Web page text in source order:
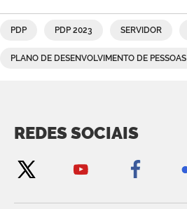
PDP PDP 2023 SERVIDOR
PLANO DE DESENVOLVIMENTO DE PESSOAS
REDES SOCIAIS